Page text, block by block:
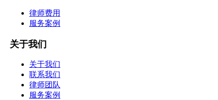
律师费用
服务案例
关于我们
关于我们
联系我们
律师团队
服务案例